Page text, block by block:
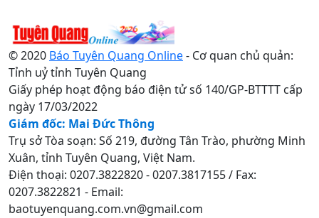
© 2020 Báo Tuyên Quang Online- Cơ quan chủ quản:
Tỉnh uỷ tỉnh Tuyên Quang
Giấy phép hoạt động báo điện tử số 140/GP-BTTTT cấp
ngày 17/03/2022
Giám đốc: Mai Đức Thông
Trụ sở Tòa soạn: Số 219, đường Tân Trào, phường Minh
Xuân, tỉnh Tuyên Quang, Việt Nam.
Điện thoại: 0207.3822820 - 0207.3817155 / Fax:
0207.3822821 - Email:
baotuyenquang.com.vn@gmail.com